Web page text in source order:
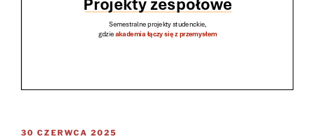
OPUBLIKOWANE
30 CZERWCA 2025